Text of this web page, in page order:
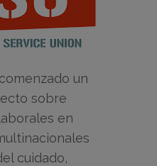
un
sobre
en
cuidado,